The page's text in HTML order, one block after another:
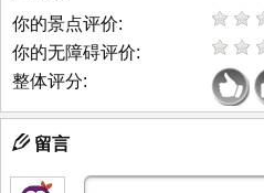
你的景点评价:
你的无障碍评价:
整体评分:
留言